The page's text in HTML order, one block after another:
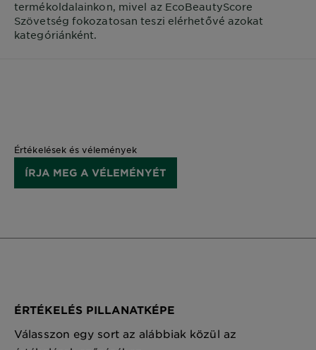
termékoldalainkon, mivel az EcoBeautyScore
Szövetség fokozatosan teszi elérhetővé azokat
kategóriánként.
Értékelések és vélemények
ÍRJA MEG A VÉLEMÉNYÉT
ÉRTÉKELÉS PILLANATKÉPE
Válasszon egy sort az alábbiak közül az